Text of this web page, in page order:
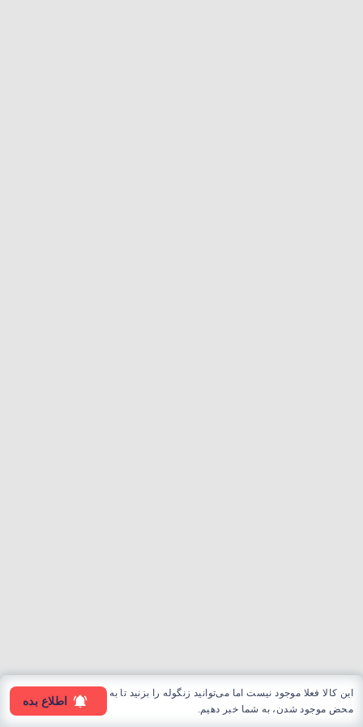
این کالا فعلا موجود نیست اما می‌توانید زنگوله را بزنید تا به
محض موجود شدن، به شما خبر دهیم.
اطلاع بده